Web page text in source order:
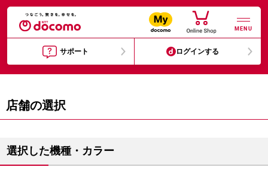
MENU
サポート ログインする
店舗の選択
選択した機種・カラー